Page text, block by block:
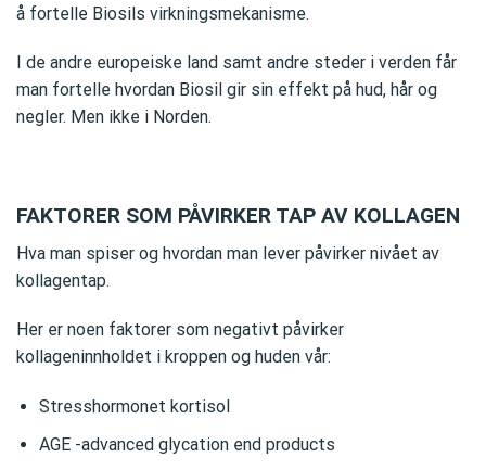
å fortelle Biosils virkningsmekanisme.
I de andre europeiske land samt andre steder i verden får
man fortelle hvordan Biosil gir sin effekt på hud, hår og
negler. Men ikke i Norden.
FAKTORER SOM PÅVIRKER TAP AV KOLLAGEN
Hva man spiser og hvordan man lever påvirker nivået av
kollagentap.
Her er noen faktorer som negativt påvirker
kollageninnholdet i kroppen og huden vår:
Stresshormonet kortisol
AGE -advanced glycation end products